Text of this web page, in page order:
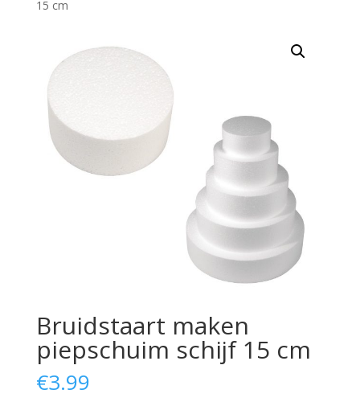
15 cm
Bruidstaart maken
piepschuim schijf 15 cm
€3.99